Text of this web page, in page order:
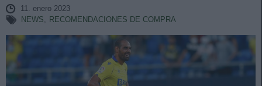
11. enero 2023
NEWS, RECOMENDACIONES DE COMPRA